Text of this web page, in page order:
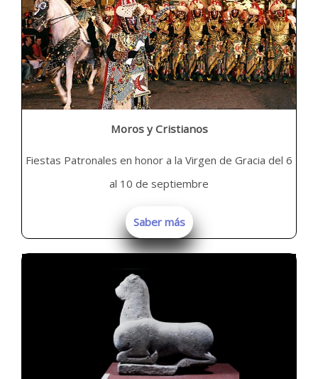
Moros y Cristianos
Fiestas Patronales en honor a la Virgen de Gracia del 6
al 10 de septiembre
Saber más